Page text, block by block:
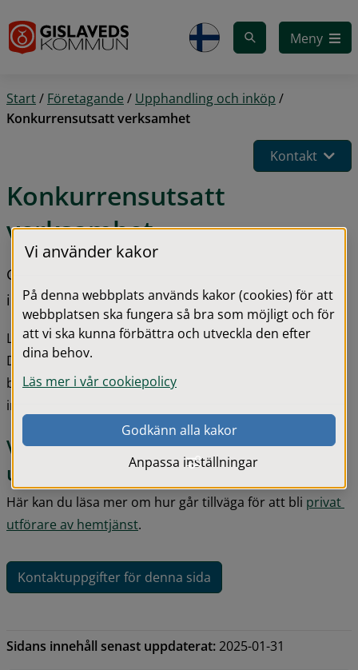
Meny
Start/ Företagande / Upphandling och inköp /
Konkurrensutsatt verksamhet
Kontakt
Konkurrensutsatt
verksamhet
Gislaveds kommun har i dagsläget en verksamhet
inom LOV som är konkurrensutsatt.
LOV står för Lagen om valfrihetssystem.
Det innebär att den som bor i ordinärt boende och
beviljats serviceinsatser kan välja vem som ska utföra
insatserna i hemtjänsten.
Vill du ansöka om att bli privat
utförare av hemtjänst?
Här kan du läsa mer om hur går tillväga för att bli privat
utförare av hemtjänst.
Kontaktuppgifter för denna sida
Sidans innehåll senast uppdaterat:2025-01-31
Vi använder kakor
På denna webbplats används kakor (cookies) för att
webbplatsen ska fungera så bra som möjligt och för
att vi ska kunna förbättra och utveckla den efter
dina behov.
Läs mer i vår cookiepolicy
Godkänn alla kakor
Anpassa inställningar